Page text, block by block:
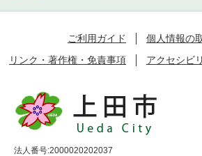
ご利用ガイド
個人情報の
リンク・著作権・免責事項
アクセシビ
法人番号:2000020202037